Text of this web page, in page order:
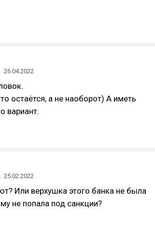
26.04.2022
остаётся, а не наоборот) А иметь
вариант.
объяснил ЦБ 25.02.2022
Или верхушка этого банка не была
не попала под санкции?